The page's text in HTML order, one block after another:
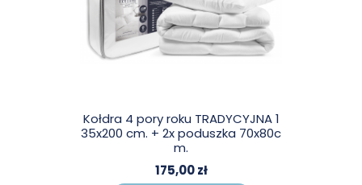
Kołdra 4 pory roku TRADYCYJNA 1
35x200 cm. + 2x poduszka 70x80c
m.
175,00 zł